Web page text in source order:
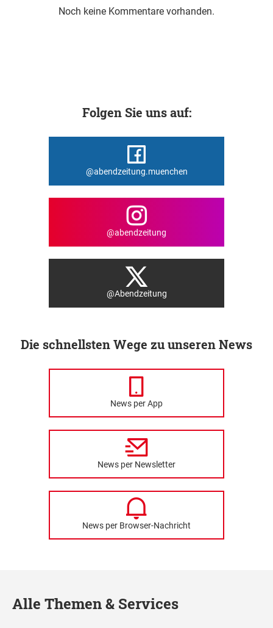
Noch keine Kommentare vorhanden.
Folgen Sie uns auf:
@abendzeitung.muenchen
@abendzeitung
@Abendzeitung
Die schnellsten Wege zu unseren News
News per App
News per Newsletter
News per Browser-Nachricht
Alle Themen & Services